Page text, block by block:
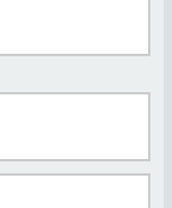
約の変更
ては、本
供であって
た場合を
が適用され